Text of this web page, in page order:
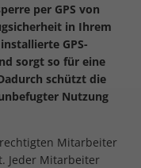
per GPS von
in Ihrem
GPS-
sorgt so für eine
schützt die
Nutzung
Mitarbeiter
Jeder Mitarbeiter